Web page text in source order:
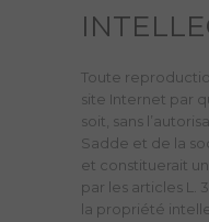
Toute
site Internet par
soit, sans
Sadde et de la
et constituerait
par les articles L.
la propriété